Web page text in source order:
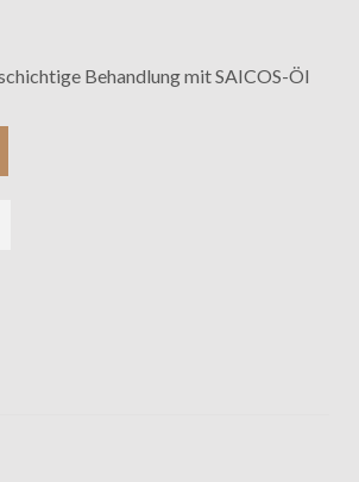
Behandlung mit SAICOS-Öl